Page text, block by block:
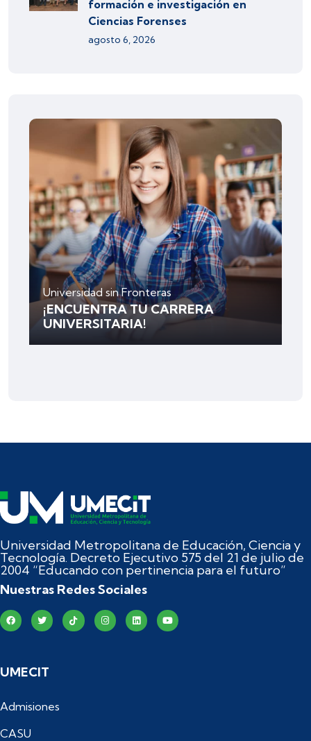
formación e investigación en
Ciencias Forenses
agosto 6, 2026
Universidad sin Fronteras
¡ENCUENTRA TU CARRERA
UNIVERSITARIA!
Universidad Metropolitana de Educación, Ciencia y
Tecnología. Decreto Ejecutivo 575 del 21 de julio de
2004 “Educando con pertinencia para el futuro”
Nuestras Redes Sociales
UMECIT
Admisiones
CASU